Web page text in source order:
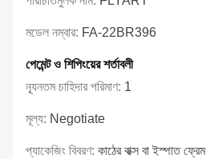
মডেল নম্বার: FA-22BR396
পেমেন্ট ও শিপিংয়ের শর্তাবলী
ন্যূনতম চাহিদার পরিমাণ: 1
মূল্য: Negotiate
প্যাকেজিং বিবরণ: কাঠের বাক্স বা ইস্পাত ফ্রেম